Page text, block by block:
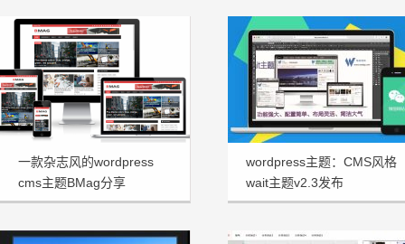
一款杂志风的wordpress
cms主题BMag分享
wordpress主题：CMS风格
wait主题v2.3发布